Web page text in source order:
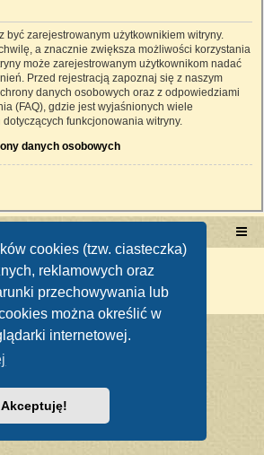
cookies (tzw. ciasteczka)
reklamowych oraz
przechowywania lub
można określić w
internetowej.
Akceptuję!
być zarejestrowanym użytkownikiem witryny.
a znacznie zwiększa możliwości korzystania
może zarejestrowanym użytkownikom nadać
Przed rejestracją zapoznaj się z naszym
danych osobowych oraz z odpowiedziami
(FAQ), gdzie jest wyjaśnionych wiele
funkcjonowania witryny.
danych osobowych
phpBB ® Forum Software © phpBB Limited
pakiet językowy dostarcza
danych osobowych|Regulamin